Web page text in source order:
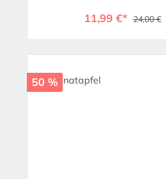
11,99 €* 24,00 €
50 %